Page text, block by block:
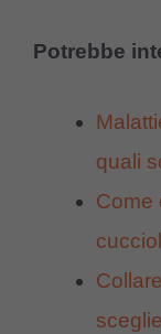
Potrebbe
quali
Come